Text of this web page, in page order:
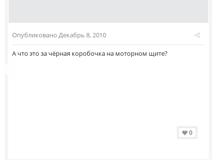
Опубликовано Декабрь 8, 2010
А что это за чёрная коробочка на моторном щите?
0